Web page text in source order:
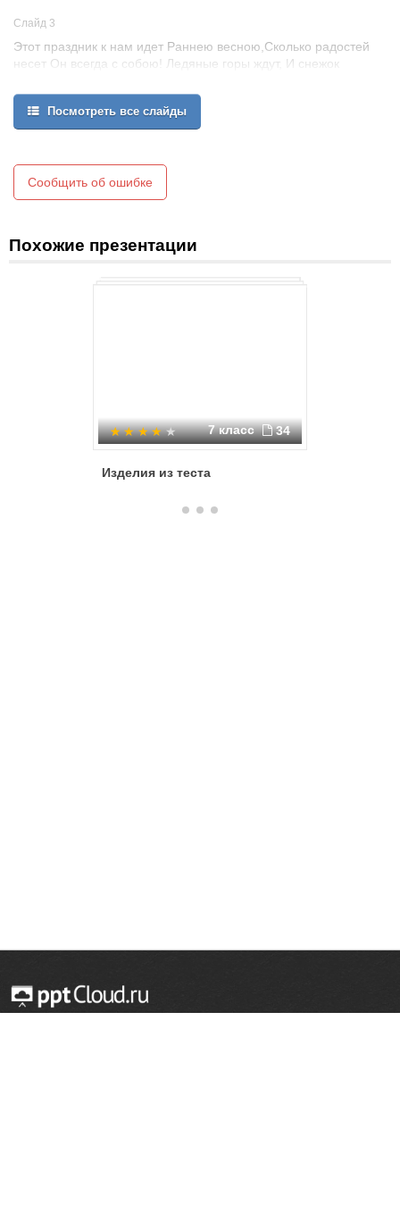
Слайд 3
Этот праздник к нам идет Раннею весною,Сколько радостей
несет Он всегда с собою! Ледяные горы ждут, И снежок
аромат блинов Праздничный чудесный, На блины друзей зовем,
Будем есть их вместе. Шумно, весело пройдет Сырная
Седмица, А за ней - Великий пост, Время, чтоб молиться.
Посмотреть все слайды
Сообщить об ошибке
Похожие презентации
7 класс 34
Изделия из теста